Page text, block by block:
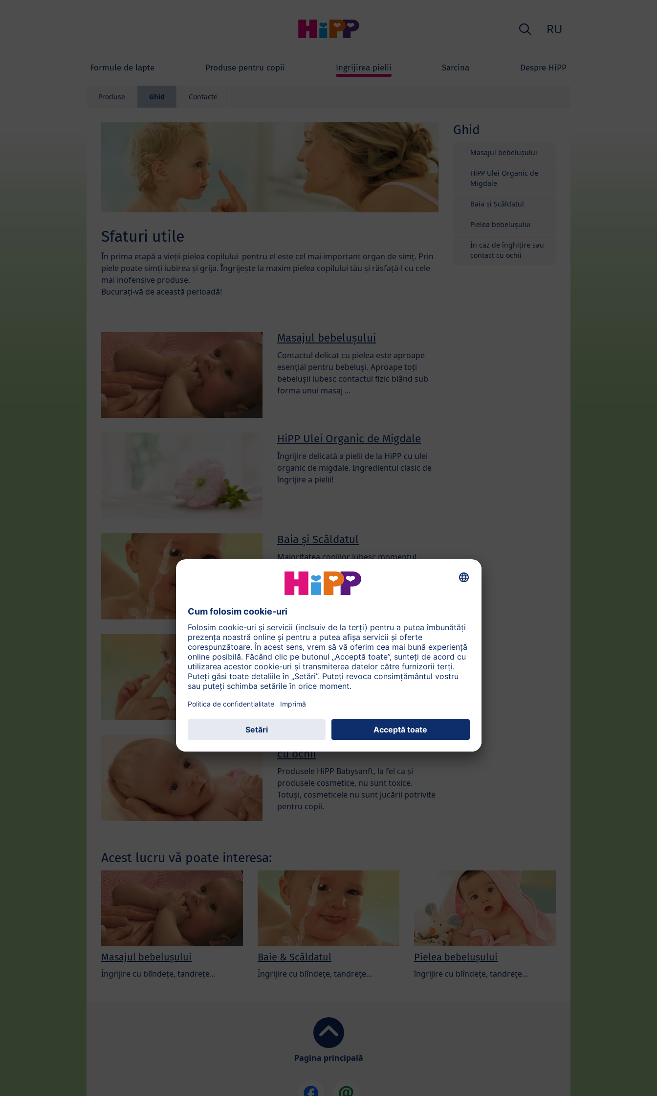
Formule de lapte Produse pentru copii Ingrijirea pielii Sarcina Despre HiPP
Căutare
RU
Produse Ghid Contacte
Sfaturi utile
În prima etapă a vieții pielea copilului pentru el este cel mai important organ de simț. Prin
piele poate simți iubirea și grija. Îngrijește la maxim pielea copilului tău și răsfață-l cu cele
mai inofensive produse.
Bucurați-vă de această perioadă!
Masajul bebelușului
Contactul delicat cu pielea este aproape
esențial pentru bebeluși. Aproape toți
bebelușii iubesc contactul fizic blând sub
forma unui masaj ...
HiPP Ulei Organic de Migdale
Îngrijire delicată a pielii de la HiPP cu ulei
organic de migdale. Ingredientul clasic de
îngrijire a pielii!
Baia și Scăldatul
Majoritatea copiilor iubesc momentul
și confortabilă …
Pielea bebelușului
Pielea bebelușului este aproape de 5 ori
mai subțire decât cea a unui adult. În
același timp, stratul exterior al pielii are o
structură mai laxă și este mai puțin
rezistent ...
În caz de înghițire sau contact
cu ochii
Produsele HiPP Babysanft, la fel ca și
produsele cosmetice, nu sunt toxice.
Totuși, cosmeticele nu sunt jucării potrivite
pentru copii.
Ghid
Masajul bebelușului
HiPP Ulei Organic de
Migdale
Baia și Scăldatul
Pielea bebelușului
În caz de înghițire sau
contact cu ochii
Acest lucru vă poate interesa:
Masajul bebelușului
Îngrijire cu blîndețe, tandrețe...
Baie & Scăldatul
Îngrijire cu blîndețe, tandrețe...
Pielea bebelușului
îngrijire cu blîndețe, tandrețe...
Pagina principală